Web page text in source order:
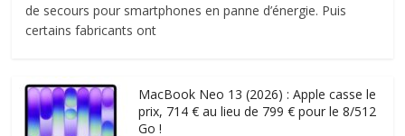
de secours pour smartphones en panne d’énergie. Puis
certains fabricants ont
MacBook Neo 13 (2026) : Apple casse le
prix, 714 € au lieu de 799 € pour le 8/512
Go !